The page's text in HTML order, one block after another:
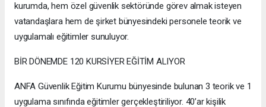
kurumda, hem özel güvenlik sektöründe görev almak isteyen
vatandaşlara hem de şirket bünyesindeki personele teorik ve
uygulamalı eğitimler sunuluyor.
BİR DÖNEMDE 120 KURSİYER EĞİTİM ALIYOR
ANFA Güvenlik Eğitim Kurumu bünyesinde bulunan 3 teorik ve 1
uygulama sınıfında eğitimler gerçekleştiriliyor. 40’ar kişilik